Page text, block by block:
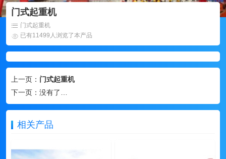
门式起重机
门式起重机
已有11499人浏览了本产品
上一页： 门式起重机
下一页： 没有了…
相关产品